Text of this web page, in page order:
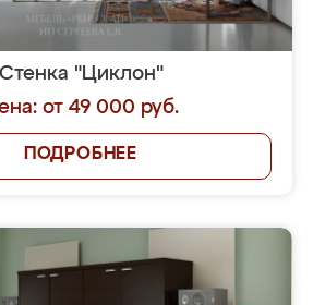
Стенка "Циклон"
от 49 000 руб.
ПОДРОБНЕЕ